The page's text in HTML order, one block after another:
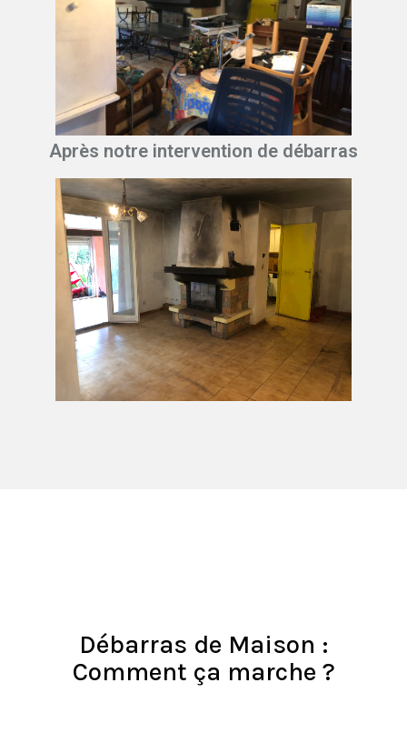
Après notre intervention de débarras
Débarras de Maison :
Comment ça marche ?